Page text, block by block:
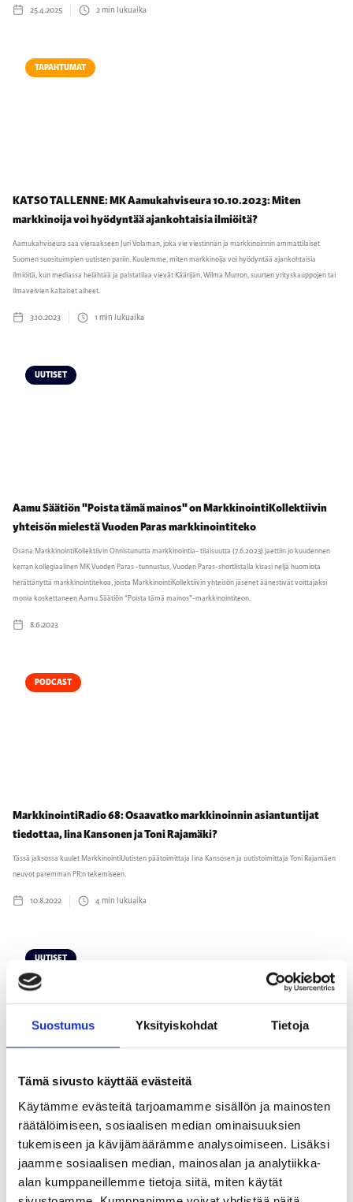
Suostumus Yksityiskohdat Tietoja
Tämä sivusto käyttää evästeitä
Käytämme evästeitä tarjoamamme sisällön ja mainosten
räätälöimiseen, sosiaalisen median ominaisuuksien
tukemiseen ja kävijämäärämme analysoimiseen. Lisäksi
jaamme sosiaalisen median, mainosalan ja analytiikka-
alan kumppaneillemme tietoja siitä, miten käytät
25.4.2025 2min lukuaika
TAPAHTUMAT
KATSO TALLENNE: MK Aamukahviseura 10.10.2023: Miten
markkinoija voi hyödyntää ajankohtaisia ilmiöitä?
Aamukahviseura saa vieraakseen Juri Volaman, joka vie viestinnän ja markkinoinnin ammattilaiset
Suomen suosituimpien uutisten pariin. Kuulemme, miten markkinoija voi hyödyntää ajankohtaisia
ilmiöitä, kun mediassa helähtää ja palstatilaa vievät Käärijän, Wilma Murron, suurten yrityskauppojen tai
ilmaveivien kaltaiset aiheet.
3.10.2023 1 min lukuaika
UUTISET
Aamu Säätiön "Poista tämä mainos" on MarkkinointiKollektiivin
yhteisön mielestä Vuoden Paras markkinointiteko
Osana MarkkinointiKollektiivin Onnistunutta markkinointia- tilaisuutta (7.6.2023) jaettiin jo kuudennen
kerran kollegiaalinen MK Vuoden Paras -tunnustus. Vuoden Paras-shortlistalla kisasi neljä huomiota
herättänyttä markkinointitekoa, joista MarkkinointiKollektiivin yhteisön jäsenet äänestivät voittajaksi
monia koskettaneen Aamu Säätiön "Poista tämä mainos"-markkinointiteon.
8.6.2023
PODCAST
MarkkinointiRadio 68: Osaavatko markkinoinnin asiantuntijat
tiedottaa, Iina Kansonen ja Toni Rajamäki?
Tässä jaksossa kuulet MarkkinointiUutisten päätoimittaja Iina Kansosen ja uutistoimittaja Toni Rajamäen
neuvot paremman PR:n tekemiseen.
10.8.2022 4 min lukuaika
UUTISET
#mothersdemandpeace -kampanja kutsuu jokaista mukaan
jakamaan rauhan sanomaa
MarkkinointiKollektiivin Facebook-ryhmässä jaettiin ukrainalaisen äidin toive: saada kaikki äidit
puhumaan rauhan puolesta. Toiveen kuuli joukko markkinoinnin ammattilaisia, jotka lähtivät viemään
aatetta eteenpäin. Syntyi #mothersdemandpeace -kampanja, joka kutsuu jokaista mukaan jakamaan
rauhan sanomaa. Lue kampanjasta ja osallistu!